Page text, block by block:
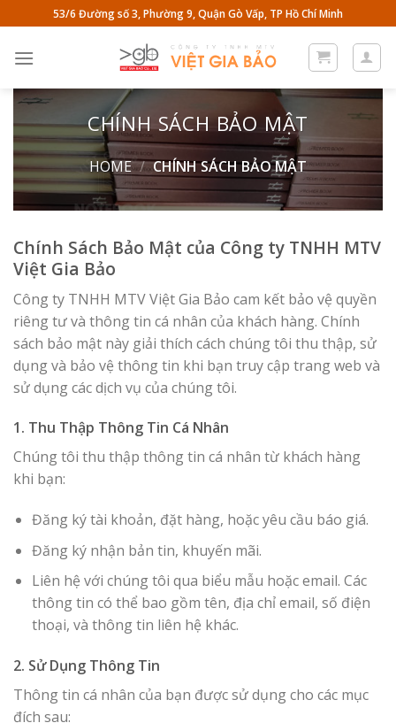
to
content
53/6 Đường số 3, Phường 9, Quận Gò Vấp, TP Hồ Chí Minh
CHÍNH SÁCH BẢO MẬT
HOME / CHÍNH SÁCH BẢO MẬT
Chính Sách Bảo Mật của Công ty TNHH MTV
Việt Gia Bảo
Công ty TNHH MTV Việt Gia Bảo cam kết bảo vệ quyền
riêng tư và thông tin cá nhân của khách hàng. Chính
sách bảo mật này giải thích cách chúng tôi thu thập, sử
dụng và bảo vệ thông tin khi bạn truy cập trang web và
sử dụng các dịch vụ của chúng tôi.
1. Thu Thập Thông Tin Cá Nhân
Chúng tôi thu thập thông tin cá nhân từ khách hàng
khi bạn:
Đăng ký tài khoản, đặt hàng, hoặc yêu cầu báo giá.
Đăng ký nhận bản tin, khuyến mãi.
Liên hệ với chúng tôi qua biểu mẫu hoặc email. Các
thông tin có thể bao gồm tên, địa chỉ email, số điện
thoại, và thông tin liên hệ khác.
2. Sử Dụng Thông Tin
Thông tin cá nhân của bạn được sử dụng cho các mục
đích sau: